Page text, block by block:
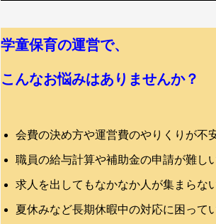
学童保育の運営で、
こんなお悩みはありませんか？
会費の決め方や運営費のやりくりが不
職員の給与計算や補助金の申請が難し
求人を出してもなかなか人が集まらな
夏休みなど長期休暇中の対応に困って